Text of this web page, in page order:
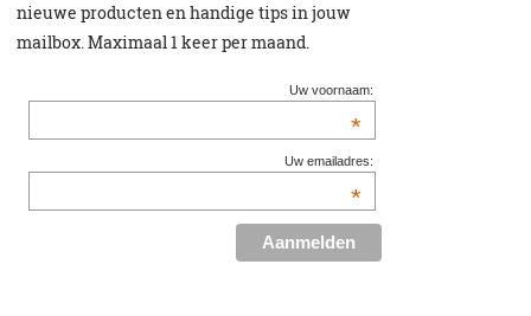
nieuwe producten en handige tips in jouw
mailbox. Maximaal 1 keer per maand.
Uw voornaam:
*
Uw emailadres:
*